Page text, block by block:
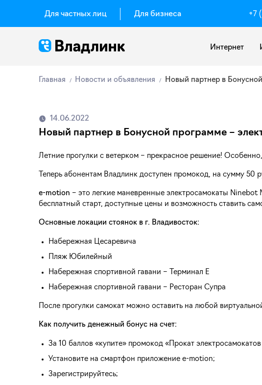
Для частных лиц Для бизнеса +7
Интернет
Главная Новости и объявления Новый партнер в
14.06.2022
Новый партнер в Бонусной программе –
Летние прогулки с ветерком – прекрасное решение!
Теперь абонентам Владлинк доступен промокод, на сумму 50
e-motion – это легкие маневренные электросамокаты
бесплатный старт, доступные цены и возможность ставить
Основные локации стоянок в г. Владивосток:
Набережная Цесаревича
Пляж Юбилейный
Набережная спортивной гавани – Терминал Е
Набережная спортивной гавани – Ресторан Супра
После прогулки самокат можно оставить на любой
Как получить денежный бонус на счет:
За 10 баллов «купите» промокод «Прокат
Установите на смартфон приложение e-motion;
Зарегистрируйтесь;